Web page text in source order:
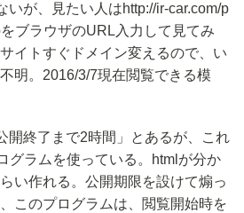
いが、見たい人はhttp://ir-car.com/p
ブラウザのURL入力して見てみ
イトすぐドメイン変えるので、い
明。2016/3/7現在閲覧できる模
開終了まで2時間」とあるが、これ
グラムを使っている。htmlが分か
い作れる。公開期限を設けて煽っ
このプログラムは、閲覧開始時を